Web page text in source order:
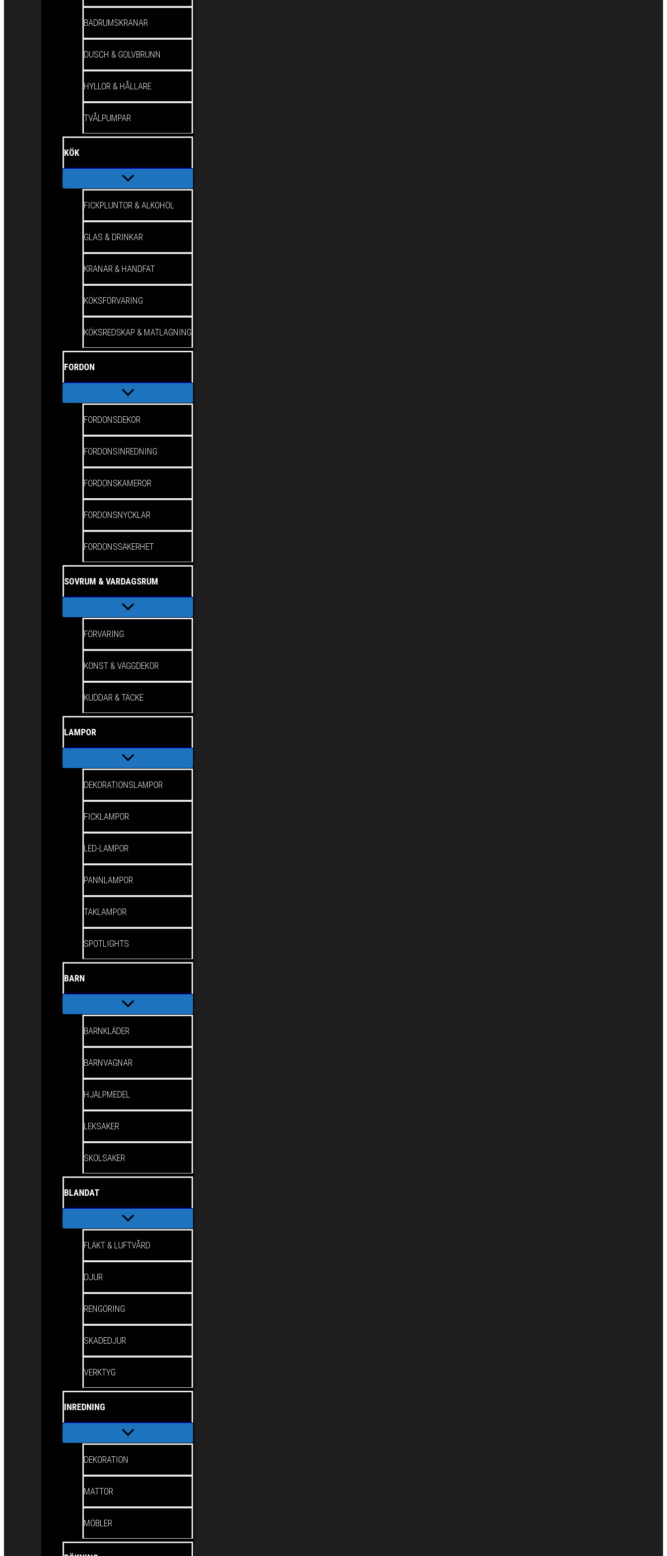
BADRUMSKRANAR
DUSCH & GOLVBRUNN
HYLLOR & HÅLLARE
TVÅLPUMPAR
KÖK
FICKPLUNTOR & ALKOHOL
GLAS & DRINKAR
KRANAR & HANDFAT
KÖKSFÖRVARING
KÖKSREDSKAP & MATLAGNING
FORDON
FORDONSDEKOR
FORDONSINREDNING
FORDONSKAMEROR
FORDONSNYCKLAR
FORDONSSÄKERHET
SOVRUM & VARDAGSRUM
FÖRVARING
KONST & VÄGGDEKOR
KUDDAR & TÄCKE
LAMPOR
DEKORATIONSLAMPOR
FICKLAMPOR
LED-LAMPOR
PANNLAMPOR
TAKLAMPOR
SPOTLIGHTS
BARN
BARNKLÄDER
BARNVAGNAR
HJÄLPMEDEL
LEKSAKER
SKOLSAKER
BLANDAT
FLÄKT & LUFTVÅRD
DJUR
RENGÖRING
SKADEDJUR
VERKTYG
INREDNING
DEKORATION
MATTOR
MÖBLER